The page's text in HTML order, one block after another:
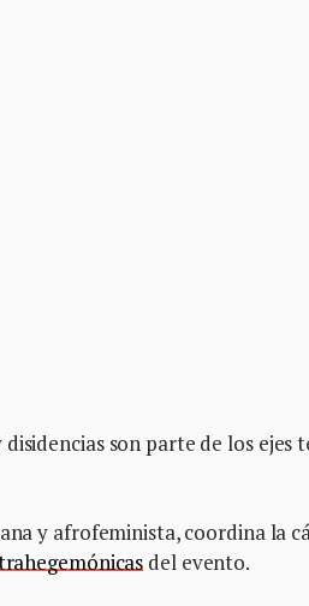
son parte de los ejes
y afrofeminista, coordina la
del evento.